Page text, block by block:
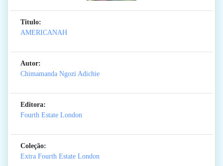
Titulo:
AMERICANAH
Autor:
Chimamanda Ngozi Adichie
Editora:
Fourth Estate London
Coleção:
Extra Fourth Estate London